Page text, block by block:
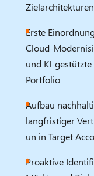
Erste
und
Portfolio
Aufbau
langfristiger
un in Target
Proaktive